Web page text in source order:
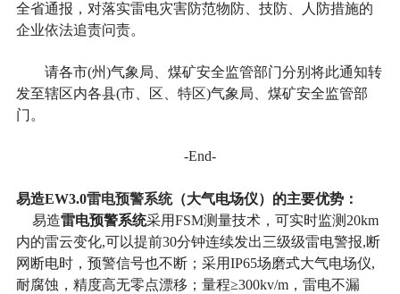
全省通报，对落实雷电灾害防范物防、技防、人防措施的
企业依法追责问责。
请各市(州)气象局、煤矿安全监管部门分别将此通知转
发至辖区内各县(市、区、特区)气象局、煤矿安全监管部
门。
-End-
易造EW3.0雷电预警系统（大气电场仪） 的主要优势：
易造雷电预警系统采用FSM测量技术，可实时监测20km
内的雷云变化,可以提前30分钟连续发出三级级雷电警报,断
网断电时，预警信号也不断；采用IP65场磨式大气电场仪,
耐腐蚀，精度高无零点漂移；量程≥300kv/m，雷电不漏